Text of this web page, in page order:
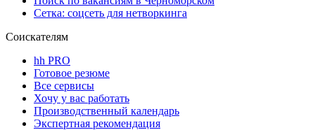
Сетка: соцсеть для нетворкинга
Соискателям
hh PRO
Готовое резюме
Все сервисы
Хочу у вас работать
Производственный календарь
Экспертная рекомендация